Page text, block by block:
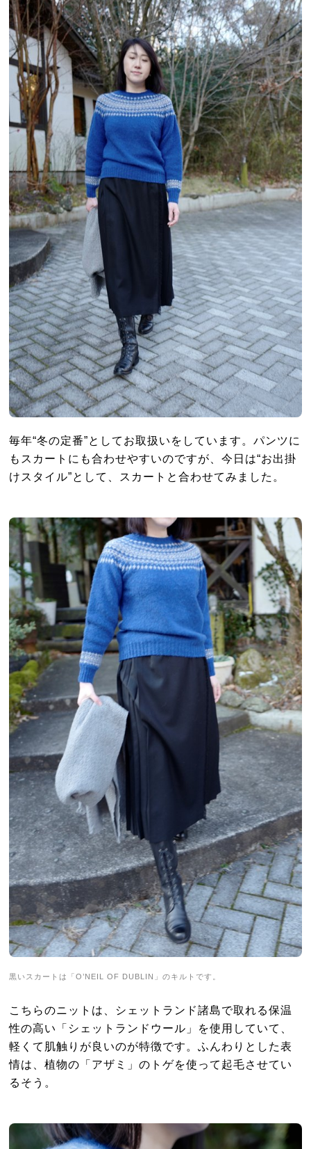
毎年“冬の定番”としてお取扱いをしています。パンツに
もスカートにも合わせやすいのですが、今日は“お出掛
けスタイル”として、スカートと合わせてみました。
黒いスカートは「O’NEIL OF DUBLIN」のキルトです。
こちらのニットは、シェットランド諸島で取れる保温
性の高い「シェットランドウール」を使用していて、
軽くて肌触りが良いのが特徴です。ふんわりとした表
情は、植物の「アザミ」のトゲを使って起毛させてい
るそう。